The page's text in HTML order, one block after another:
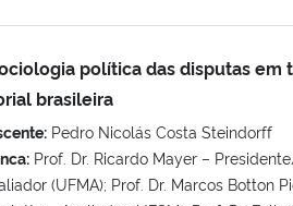
política das disputas
brasileira
Pedro Nicolás Costa Steindorff
Prof. Dr. Ricardo Mayer –
(UFMA); Prof. Dr. Marcos Botton